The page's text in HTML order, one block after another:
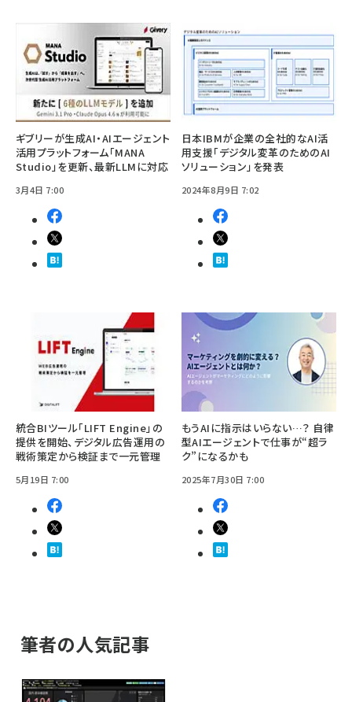
ギブリーが生成AI・AIエージェント
活用プラットフォーム「MANA
Studio」を更新、最新LLMに対応
3月4日 7:00
日本IBMが企業の全社的なAI活
用支援「デジタル変革のためのAI
ソリューション」を発表
2024年8月9日 7:02
統合BIツール「LIFT Engine」の
提供を開始、デジタル広告運用の
戦術策定から検証まで一元管理
5月19日 7:00
もうAIに指示はいらない…？ 自律
型AIエージェントで仕事が“超ラ
ク”になるかも
2025年7月30日 7:00
筆者の人気記事